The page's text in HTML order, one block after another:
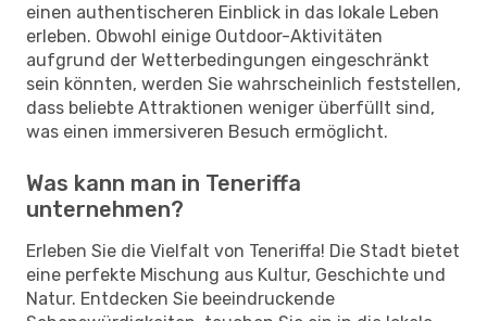
einen authentischeren Einblick in das lokale Leben
erleben. Obwohl einige Outdoor-Aktivitäten
aufgrund der Wetterbedingungen eingeschränkt
sein könnten, werden Sie wahrscheinlich feststellen,
dass beliebte Attraktionen weniger überfüllt sind,
was einen immersiveren Besuch ermöglicht.
Was kann man in Teneriffa
unternehmen?
Erleben Sie die Vielfalt von Teneriffa! Die Stadt bietet
eine perfekte Mischung aus Kultur, Geschichte und
Natur. Entdecken Sie beeindruckende